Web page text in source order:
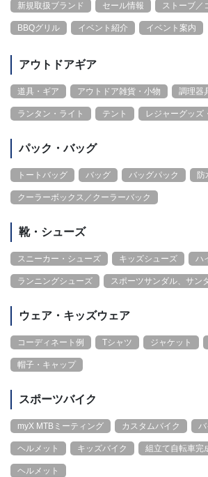
新規取扱ブランド セール情報 ストーブ／
BBQグリル イベント紹介 イベント案内
アウトドアギア
道具・ギア アウトドア雑貨・小物 調理器
ランタン・ライト テント レジャーグッズ
パック・バッグ
トートバッグ バッグ バッグパック 防
クーラーボックス／クーラーバック
靴・シューズ
スニーカー・シューズ キッズシューズ ハ
ランニングシューズ スポーツサンダル、サン
ウェア・キッズウェア
コーディネート例 Tシャツ ジャケット
帽子・キャップ
スポーツバイク
myX MTBミーティング カスタムバイク バ
ヘルメット キッズバイク 組立て自転車完
ヘルメット